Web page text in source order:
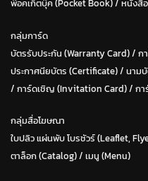
พ๊อคเก็ตบุ๊ค (Pocket Book)/ หนังสื
กลุ่มการ์ด
บัตรรับประกัน (Warranty Card)/ ก
ประกาศนียบัตร (Certificate)/ นาม
/ การ์ดเชิญ (Invitation Card)/ กา
กลุ่มสื่อโฆษณา
ใบปลิว แผ่นพับ โบรชัวร์ (Leaflet,
ตาล็อก (Catalog)/ เมนู (Menu)